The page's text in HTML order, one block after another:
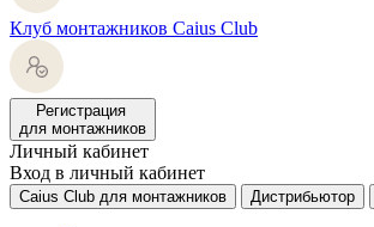
Клуб монтажников Caius Club
Регистрация
для монтажников
Личный кабинет
Вход в личный кабинет
Caius Club для монтажников Дистрибьютор